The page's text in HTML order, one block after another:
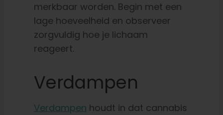
merkbaar worden. Begin met een
lage hoeveelheid en observeer
zorgvuldig hoe je lichaam
reageert.
Verdampen
Verdampen houdt in dat cannabis